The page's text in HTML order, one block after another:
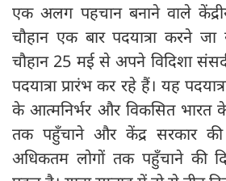
एक अलग पहचान बनाने वाले
चौहान एक बार पदयात्रा करने
चौहान 25 मई से अपने विदिशा
पदयात्रा प्रारंभ कर रहे हैं। यह
के आत्मनिर्भर और विकसित
तक पहुँचाने और केंद्र सरकार
अधिकतम लोगों तक पहुँचाने की